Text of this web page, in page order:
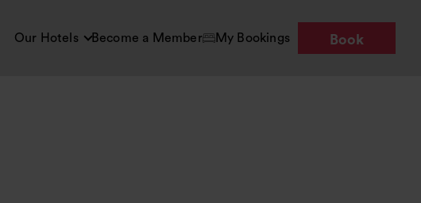
Our Hotels Become a Member My Bookings Book